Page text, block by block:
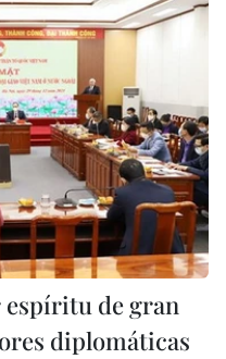
de gran
diplomáticas